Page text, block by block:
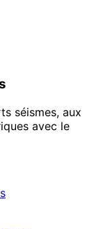
séismes, aux
avec le